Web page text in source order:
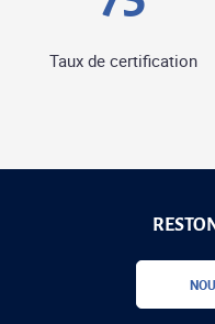
Taux de certification